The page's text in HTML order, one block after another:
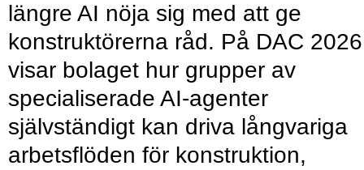
längre AI nöja sig med att ge
konstruktörerna råd. På DAC 2026
visar bolaget hur grupper av
specialiserade AI-agenter
självständigt kan driva långvariga
arbetsflöden för konstruktion,